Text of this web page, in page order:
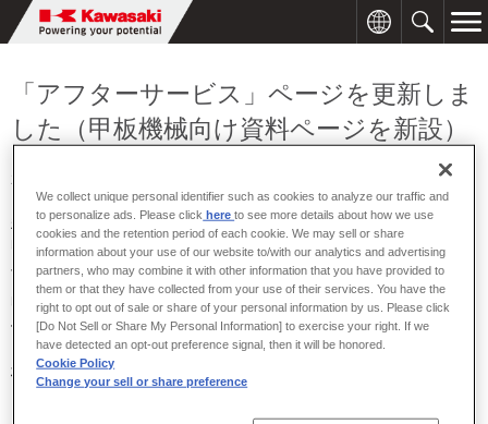
「アフターサービス」ページを更新しま
した（甲板機械向け資料ページを新設）
精密機械ディビジョンは、「アフターサービス」ページを更新し、
甲板機械の点検・整備に必要な資料をWebからスムーズに確認・入
手できるようにしました。
甲板機械は海上の厳しい環境下で稼働するため、定期的な点検・整
備は安全運航と安定稼働に重要です。今回、甲板機械向けの資料ペ
ージを2ページ新設し、「ASマニュアル・サービスニュース」「甲
板機械点検表」の各ページから関連資料を手軽にダウンロードでき
We collect unique personal identifier such as cookies to analyze our traffic and
to personalize ads. Please click hereto see more details about how we use
cookies and the retention period of each cookie. We may sell or share
information about your use of our website to/with our analytics and advertising
partners, who may combine it with other information that you have provided to
them or that they have collected from your use of their services. You have the
right to opt out of sale or share of your personal information by us. Please click
[Do Not Sell or Share My Personal Information] to exercise your right. If we
have detected an opt-out preference signal, then it will be honored.
Cookie Policy
Change your sell or share preference